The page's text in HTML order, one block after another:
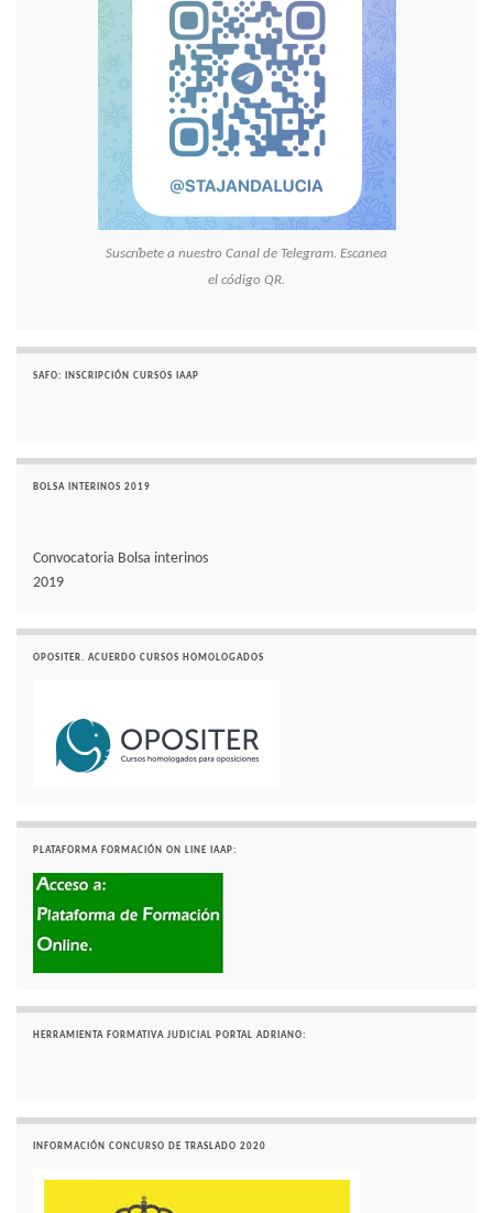
Suscríbete a nuestro Canal de Telegram. Escanea
el código QR.
SAFO: INSCRIPCIÓN CURSOS IAAP
BOLSA INTERINOS 2019
Convocatoria Bolsa interinos
2019
OPOSITER. ACUERDO CURSOS HOMOLOGADOS
PLATAFORMA FORMACIÓN ON LINE IAAP:
HERRAMIENTA FORMATIVA JUDICIAL PORTAL ADRIANO:
INFORMACIÓN CONCURSO DE TRASLADO 2020